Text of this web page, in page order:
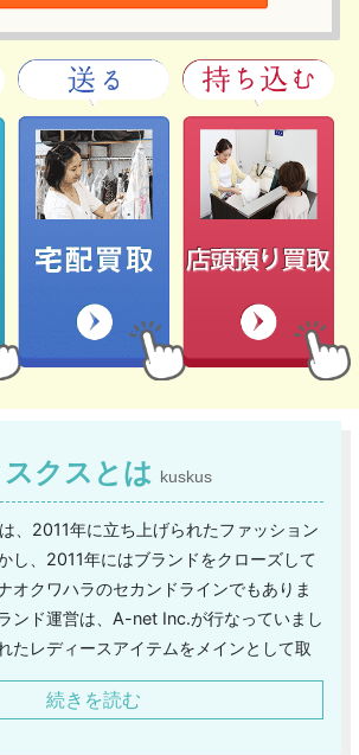
スクスとは kuskus
、2011年に立ち上げられたファッション
し、2011年にはブランドをクローズして
オクワハラのセカンドラインでもありま
ンド運営は、A-net Inc.が行なっていまし
たレディースアイテムをメインとして取
ドで、幅広い年代の方に支持されていま
うブランド名は、まさしくクスクス笑い
続きを読む